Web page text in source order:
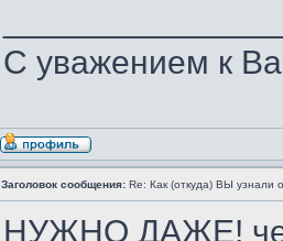
С уважением к
Заголовок сообщения: Re: Как (откуда) ВЫ узнали
НУЖНО ДАЖЕ!